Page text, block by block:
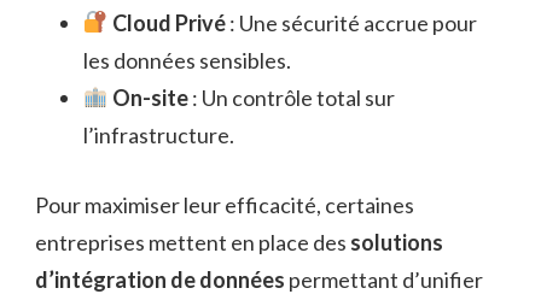
Cloud Privé: Une sécurité accrue pour
les données sensibles.
On-site: Un contrôle total sur
l’infrastructure.
Pour maximiser leur efficacité, certaines
entreprises mettent en place des solutions
d’intégration de données permettant d’unifier